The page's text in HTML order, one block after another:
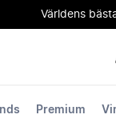
Världens
Premium